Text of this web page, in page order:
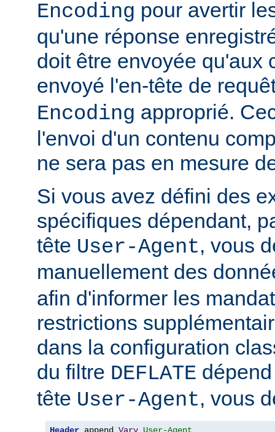
Encoding pour avertir
qu'une réponse
doit être envoyée qu'aux
envoyé l'en-tête de
Encoding approprié.
l'envoi d'un contenu
ne sera pas en mesure
Si vous avez défini des
spécifiques dépendant,
tête User-Agent, vous
manuellement des
afin d'informer les
restrictions
dans la configuration
du filtre DEFLATE
tête User-Agent, vous
Header append Vary User-Agent